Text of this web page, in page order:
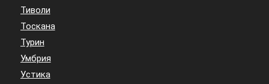
Тиволи
Тоскана
Турин
Умбрия
Устика